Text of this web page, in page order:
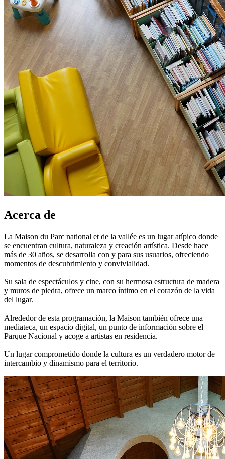
Acerca de
La Maison du Parc national et de la vallée es un lugar atípico donde
se encuentran cultura, naturaleza y creación artística. Desde hace
más de 30 años, se desarrolla con y para sus usuarios, ofreciendo
momentos de descubrimiento y convivialidad.
Su sala de espectáculos y cine, con su hermosa estructura de madera
y muros de piedra, ofrece un marco íntimo en el corazón de la vida
del lugar.
Alrededor de esta programación, la Maison también ofrece una
mediateca, un espacio digital, un punto de información sobre el
Parque Nacional y acoge a artistas en residencia.
Un lugar comprometido donde la cultura es un verdadero motor de
intercambio y dinamismo para el territorio.